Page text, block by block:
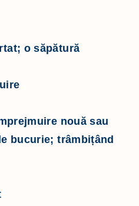
o săpătură
nouă sau
bucurie; trâmbițând